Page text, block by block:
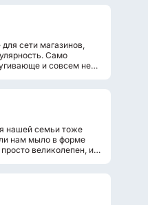
сети магазинов,
Само
и совсем не
нашей семьи тоже
нам мыло в форме
великолепен, и